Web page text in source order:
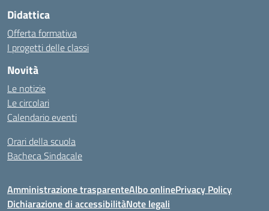
Didattica
Offerta formativa
I progetti delle classi
Novità
Le notizie
Le circolari
Calendario eventi
Orari della scuola
Bacheca Sindacale
Amministrazione trasparenteAlbo onlinePrivacy Policy
Dichiarazione di accessibilitàNote legali